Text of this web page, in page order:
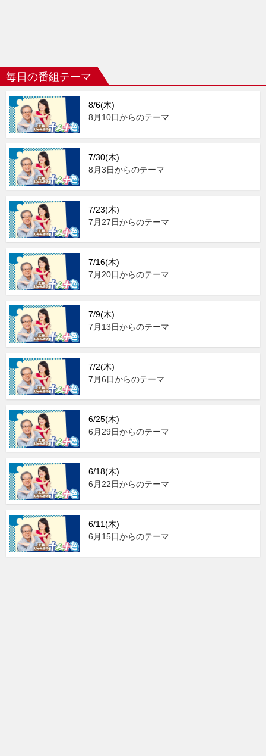
毎日の番組テーマ
8/6(木)
8月10日からのテーマ
7/30(木)
8月3日からのテーマ
7/23(木)
7月27日からのテーマ
7/16(木)
7月20日からのテーマ
7/9(木)
7月13日からのテーマ
7/2(木)
7月6日からのテーマ
6/25(木)
6月29日からのテーマ
6/18(木)
6月22日からのテーマ
6/11(木)
6月15日からのテーマ